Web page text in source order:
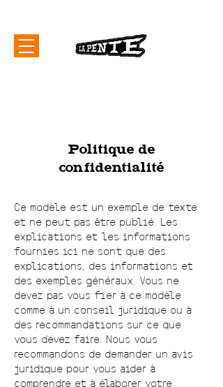
Politique de
confidentialité
Ce modèle est un exemple de texte
et ne peut pas être publié. Les
explications et les informations
fournies ici ne sont que des
explications, des informations et
des exemples généraux. Vous ne
devez pas vous fier à ce modèle
comme à un conseil juridique ou à
des recommandations sur ce que
vous devez faire. Nous vous
recommandons de demander un avis
juridique pour vous aider à
comprendre et à élaborer votre